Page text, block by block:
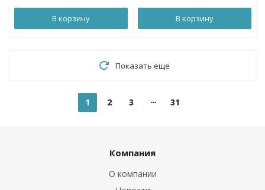
В корзину В корзину
Показать еще
1 2 3 31
Компания
О компании